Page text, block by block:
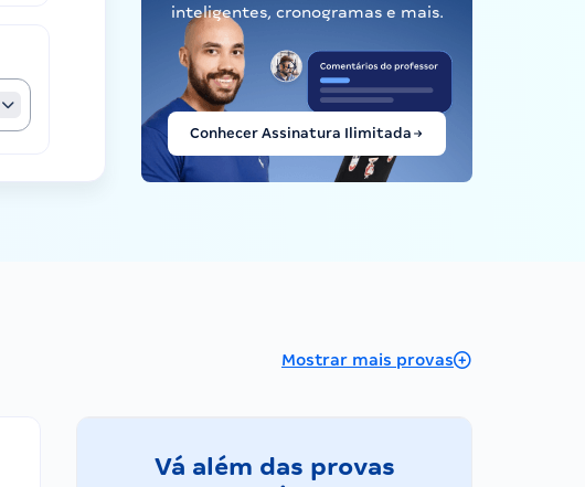
inteligentes, cronogramas e mais.
Conhecer Assinatura Ilimitada
Mostrar mais provas
Vá além das provas